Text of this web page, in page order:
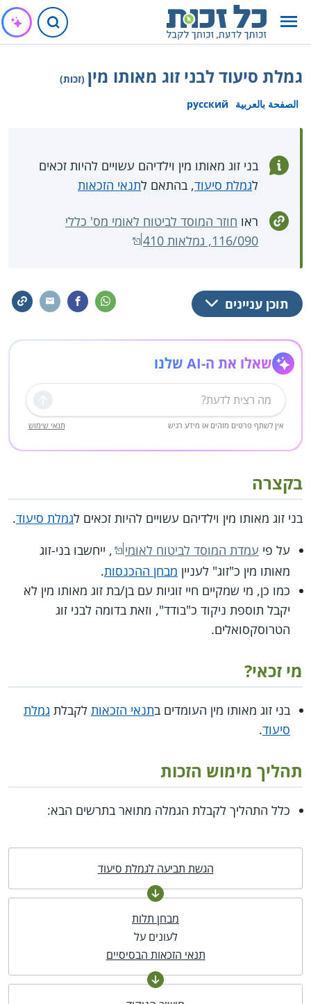
גמלת סיעוד לבני זוג מאותו מין (זכות)
الصفحة بالعربية
русский
בני זוג מאותו מין וילדיהם עשויים להיות זכאים
לגמלת סיעוד, בהתאם לתנאי הזכאות
ראו חוזר המוסד לביטוח לאומי מס' כללי
116/090, גמלאות 410
תוכן עניינים
שאלו את ה-AI שלנו
שליחה
אין לשתף פרטים מזהים או מידע רגיש תנאי שימוש
בקצרה
בני זוג מאותו מין וילדיהם עשויים להיות זכאים לגמלת סיעוד.
על פי עמדת המוסד לביטוח לאומי
, ייחשבו בני-זוג
מאותו מין כ"זוג" לעניין מבחן ההכנסות.
כמו כן, מי שמקיים חיי זוגיות עם בן/בת זוג מאותו מין לא
יקבל תוספת ניקוד כ"בודד", וזאת בדומה לבני זוג
הטרוסקסואלים.
מי זכאי?
בני זוג מאותו מין העומדים בתנאי הזכאות לקבלת גמלת
סיעוד.
תהליך מימוש הזכות
כלל התהליך לקבלת הגמלה מתואר בתרשים הבא:
הגשת תביעה לגמלת סיעוד
מבחן תלות
לעונים על
תנאי הזכאות הבסיסיים